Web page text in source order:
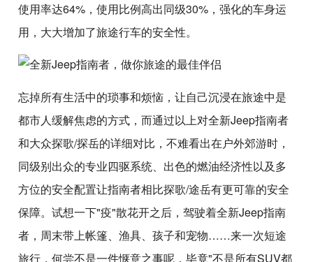
使用率达64%，使用比例高出同级30%，强化的车身运
用，大大增加了旅途行车的安全性。
忘掉所有生活中的琐事和烦恼，让自己沉浸在旅途中是
都市人缓解焦虑的方式，而通过以上对全新Jeep指南者
和大众探歌/探岳的详细对比，不难看出在户外郊游时，
同级别出众的专业四驱系统、出色的燃油经济性以及多
方位的安全配置让指南者相比探歌/途岳有更可靠的安全
保障。试想一下"疫"散花开之后，驾驶着全新Jeep指南
者，周末带上帐篷、渔具、孩子和宠物……来一次短途
旅行，何尝不是一件惬意之事呢，毕竟"不是所有SUV都